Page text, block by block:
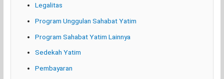
Legalitas
Program Unggulan Sahabat Yatim
Program Sahabat Yatim Lainnya
Sedekah Yatim
Pembayaran